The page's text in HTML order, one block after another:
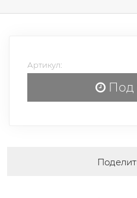
Артикул:
Под